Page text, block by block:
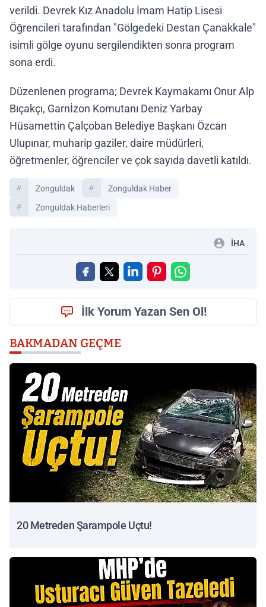
verildi. Devrek Kız Anadolu İmam Hatip Lisesi
Öğrencileri tarafından "Gölgedeki Destan Çanakkale"
isimli gölge oyunu sergilendikten sonra program
sona erdi.
Düzenlenen programa; Devrek Kaymakamı Onur Alp
Bıçakçı, Garnİzon Komutanı Deniz Yarbay
Hüsamettin Çalçoban Belediye Başkanı Özcan
Ulupınar, muharip gaziler, daire müdürleri,
öğretmenler, öğrenciler ve çok sayıda davetli katıldı.
Zonguldak
Zonguldak Haber
Zonguldak Haberleri
İHA
İlk Yorum Yazan Sen Ol!
BAKMADAN GEÇME
20 Metreden Şarampole Uçtu!